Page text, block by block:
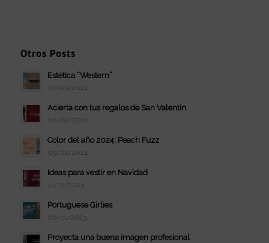
Otros Posts
Estética “Western”
07/03/2024
Acierta con tus regalos de San Valentín
06/02/2024
Color del año 2024: Peach Fuzz
05/01/2024
Ideas para vestir en Navidad
11/12/2023
Portuguese Girlies
06/11/2023
Proyecta una buena imagen profesional